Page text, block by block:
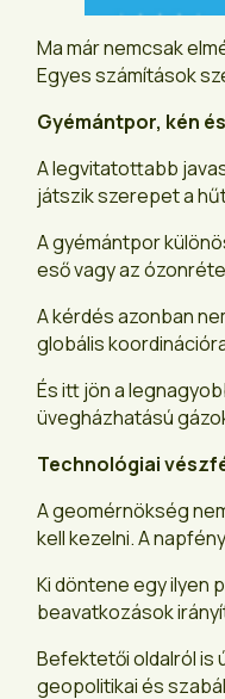
Ma már nemcsak
Egyes számítások
Gyémántpor, kén
A legvitatottabb
játszik szerepet a
A gyémántpor
eső vagy az
A kérdés azonban
globális
És itt jön a
üvegházhatású
Technológiai
A geomérnökség
kell kezelni. A
Ki döntene egy ilyen
beavatkozások
Befektetői oldalról is
geopolitikai és